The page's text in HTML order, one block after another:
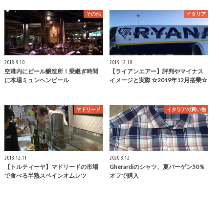
その他
2018.9.10
空港内にビール醸造所！乗継ぎ時間
に本場ミュンヘンビール
イタリア
2019.12.10
【ライアンエアー】評判やマイナス
イメージと実際 ☆2019年12月搭乗☆
マドリード
2018.12.11
【トルティーヤ】マドリードの市場
で食べる半熟スペインオムレツ
イタリアの買い物
2020.8.12
Gherardiのシャツ、夏バーゲン50％
オフで購入